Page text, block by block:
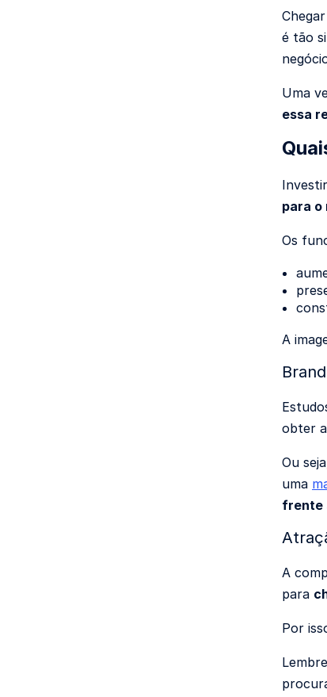
é tão
Uma
essa
para o
Os
A
obter
Ou
uma
frente
A
para
Por